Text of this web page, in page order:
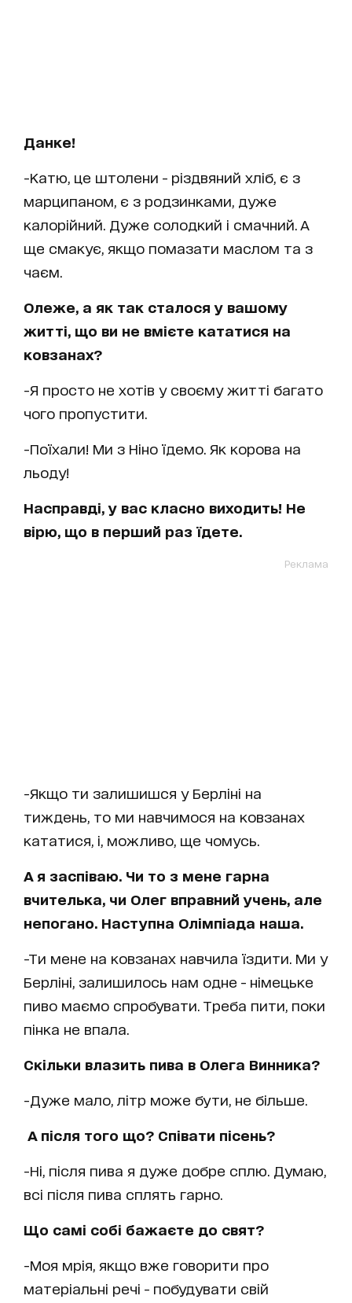
Данке!
-Катю, це штолени - різдвяний хліб, є з
марципаном, є з родзинками, дуже
калорійний. Дуже солодкий і смачний. А
ще смакує, якщо помазати маслом та з
чаєм.
Олеже, а як так сталося у вашому
житті, що ви не вмієте кататися на
ковзанах?
-Я просто не хотів у своєму житті багато
чого пропустити.
-Поїхали! Ми з Ніно їдемо. Як корова на
льоду!
Насправді, у вас класно виходить! Не
вірю, що в перший раз їдете.
Реклама
-Якщо ти залишишся у Берліні на
тиждень, то ми навчимося на ковзанах
кататися, і, можливо, ще чомусь.
А я заспіваю. Чи то з мене гарна
вчителька, чи Олег вправний учень, але
непогано. Наступна Олімпіада наша.
-Ти мене на ковзанах навчила їздити. Ми у
Берліні, залишилось нам одне - німецьке
пиво маємо спробувати. Треба пити, поки
пінка не впала.
Скільки влазить пива в Олега Винника?
-Дуже мало, літр може бути, не більше.
А після того що? Співати пісень?
-Ні, після пива я дуже добре сплю. Думаю,
всі після пива сплять гарно.
Що самі собі бажаєте до свят?
-Моя мрія, якщо вже говорити про
матеріальні речі - побудувати свій